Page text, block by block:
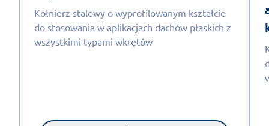
Kołnierz stalowy o wyprofilowanym kształcie
do stosowania w aplikacjach dachów płaskich z
wszystkimi typami wkrętów